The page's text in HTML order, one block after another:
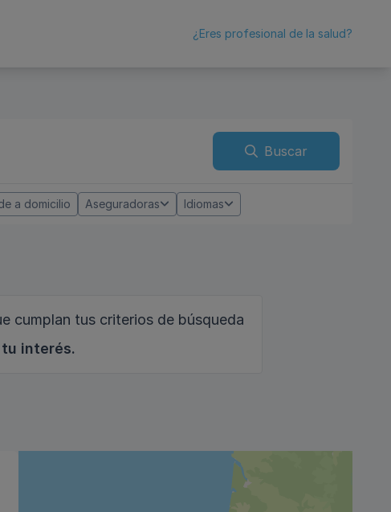
¿Eres profesional de la salud?
Buscar
a domicilio Aseguradoras Idiomas
cumplan tus criterios de búsqueda
interés.